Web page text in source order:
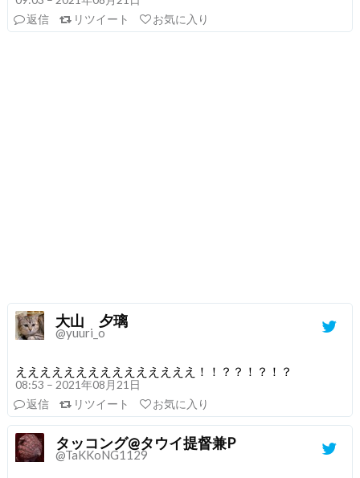
返信
リツイート お気に入り
大山 夕璃
@yuuri_o
えええええええええええええええ！！？？！？！？
08:53 – 2021年08月21日
返信
リツイート お気に入り
タッコング@タウイ提督兼P
@TaKKoNG1129